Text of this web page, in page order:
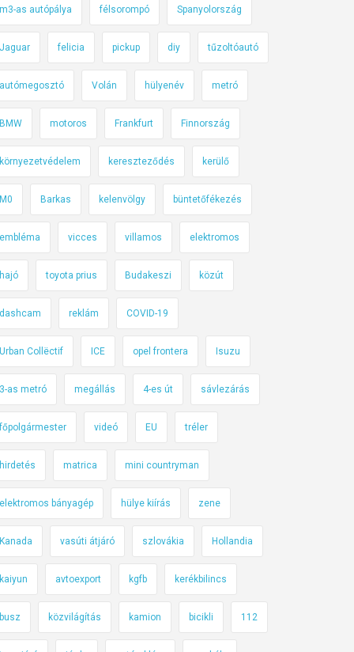
m3-as autópálya félsorompó Spanyolország
Jaguar felicia pickup diy tűzoltóautó
autómegosztó Volán hülyenév metró
BMW motoros Frankfurt Finnország
környezetvédelem kereszteződés kerülő
M0 Barkas kelenvölgy büntetőfékezés
embléma vicces villamos elektromos
hajó toyota prius Budakeszi közút
dashcam reklám COVID-19
Urban Collëctif ICE opel frontera Isuzu
3-as metró megállás 4-es út sávlezárás
főpolgármester videó EU tréler
hirdetés matrica mini countryman
elektromos bányagép hülye kiírás zene
Kanada vasúti átjáró szlovákia Hollandia
kaiyun avtoexport kgfb kerékbilincs
busz közvilágítás kamion bicikli 112